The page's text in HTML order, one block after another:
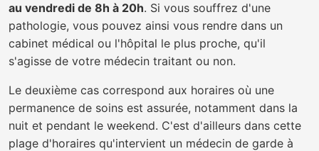
au vendredi de 8h à 20h. Si vous souffrez d'une
pathologie, vous pouvez ainsi vous rendre dans un
cabinet médical ou l'hôpital le plus proche, qu'il
s'agisse de votre médecin traitant ou non.
Le deuxième cas correspond aux horaires où une
permanence de soins est assurée, notamment dans la
nuit et pendant le weekend. C'est d'ailleurs dans cette
plage d'horaires qu'intervient un médecin de garde à